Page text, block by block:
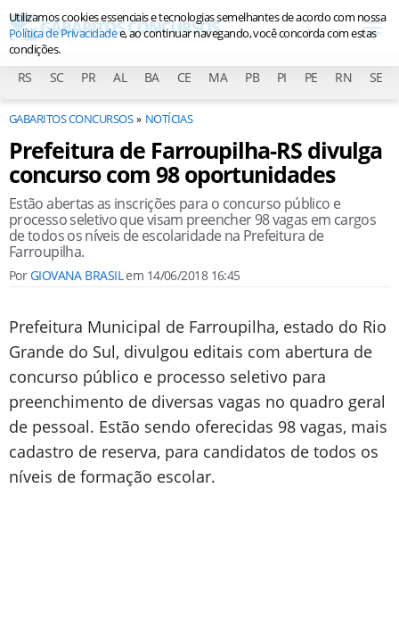
RS SC PR AL BA CE MA PB PI PE RN SE
GABARITOS CONCURSOS NOTÍCIAS
Prefeitura de Farroupilha-RS divulga
concurso com 98 oportunidades
Estão abertas as inscrições para o concurso público e
processo seletivo que visam preencher 98 vagas em cargos
de todos os níveis de escolaridade na Prefeitura de
Farroupilha.
PorGIOVANA BRASILem 14/06/2018 16:45
Prefeitura Municipal de Farroupilha, estado do Rio
Grande do Sul, divulgou editais com abertura de
concurso público e processo seletivo para
preenchimento de diversas vagas no quadro geral
de pessoal. Estão sendo oferecidas 98 vagas, mais
cadastro de reserva, para candidatos de todos os
níveis de formação escolar.
Utilizamos cookies essenciais e tecnologias semelhantes de acordo com nossa
Política de Privacidadee, ao continuar navegando, você concorda com estas
condições.